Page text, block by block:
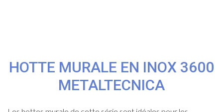
HOTTE MURALE EN INOX 3600
METALTECNICA